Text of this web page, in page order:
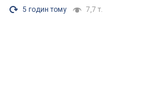
5 годин тому 7,7 т.